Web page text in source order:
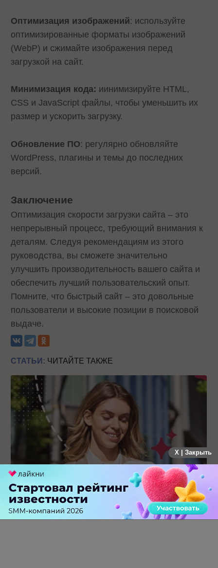
Оптимизация изображений: используйте
оптимизированные форматы изображений
(WebP) и сжимайте изображения перед
загрузкой на сайт.
Минимизация кода: иинимизируйте HTML,
CSS и JavaScript файлы, чтобы уменьшить их
размер и ускорить загрузку.
Обновление ПО: регулярно обновляйте
WordPress, плагины и темы до последних
версий.
Заключение
Оптимизация скорости загрузки сайта – это
непрерывный процесс, требующий внимания к
деталям. Следуя рекомендациям из этого
руководства, вы сможете значительно
улучшить производительность вашего сайта и
обеспечить лучший пользовательский опыт.
Помните, что быстрый сайт – это довольные
пользователи и высокие позиции в поисковой
выдаче.
СТАТЬИ: ЧИТАЙТЕ ТАКЖЕ
Каким брендам действительно нужны mobile push-
коммуникации, а для кого это – лишняя трата ресурсов
X | Закрыть